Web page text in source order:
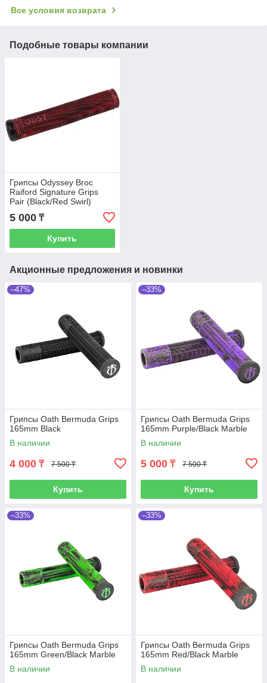
Все условия возврата
Подобные товары компании
Грипсы Odyssey Broc
Raiford Signature Grips
Pair (Black/Red Swirl)
5 000 ₸
Купить
Акционные предложения и новинки
–47%
Грипсы Oath Bermuda Grips
165mm Black
В наличии
4 000 ₸ 7 500 ₸
Купить
–33%
Грипсы Oath Bermuda Grips
165mm Purple/Black Marble
В наличии
5 000 ₸ 7 500 ₸
Купить
–33%
Грипсы Oath Bermuda Grips
165mm Green/Black Marble
В наличии
–33%
Грипсы Oath Bermuda Grips
165mm Red/Black Marble
В наличии